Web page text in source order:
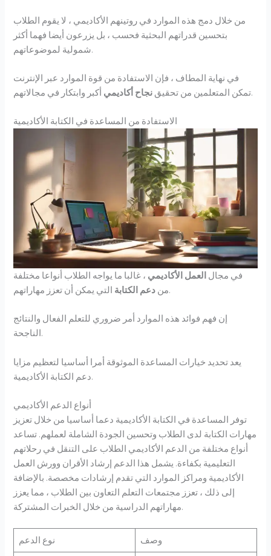
من خلال دمج هذه الموارد في روتينهم الأكاديمي ، لا يقوم الطلاب
بتحسين قدراتهم البحثية فحسب ، بل يزرعون أيضا فهما أكثر
شمولية لموضوعاتهم.
في نهاية المطاف ، فإن الاستفادة من قوة الموارد عبر الإنترنت
تمكن المتعلمين من تحقيق نجاح أكاديمي أكبر وابتكار في مجالاتهم.
الاستفادة من المساعدة في الكتابة الأكاديمية
في مجال العمل الأكاديمي ، غالبا ما يواجه الطلاب أنواعا مختلفة
من دعم الكتابة التي يمكن أن تعزز مهاراتهم.
إن فهم فوائد هذه الموارد أمر ضروري للتعلم الفعال والنتائج
الناجحة.
يعد تحديد خيارات المساعدة الموثوقة أمرا أساسيا لتعظيم مزايا
دعم الكتابة الأكاديمية.
أنواع الدعم الأكاديمي
توفر المساعدة في الكتابة الأكاديمية دعما أساسيا من خلال تعزيز
مهارات الكتابة لدى الطلاب وتحسين الجودة الشاملة لعملهم. تساعد
أنواع مختلفة من الدعم الأكاديمي الطلاب على التنقل في رحلاتهم
التعليمية بكفاءة. يشمل هذا الدعم إرشاد الأقران وورش العمل
الأكاديمية ومراكز الموارد التي تقدم إرشادات مخصصة. بالإضافة
إلى ذلك ، تعزز مجتمعات التعلم التعاون بين الطلاب ، مما يعزز
مهاراتهم الدراسية من خلال الخبرات المشتركة.
نوع الدعم وصف